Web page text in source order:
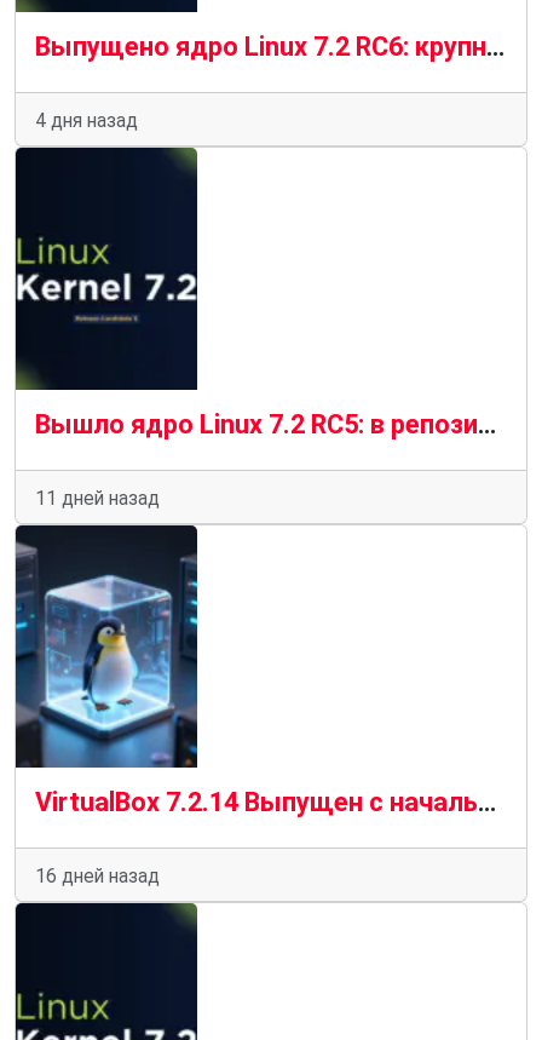
Выпущено ядро Linux 7.2 RC6: крупнейшее RC6 за последние годы
4 дня назад
Вышло ядро ​​Linux 7.2 RC5: в репозиторий вошло масштабное обновление.
11 дней назад
VirtualBox 7.2.14 Выпущен с начальной поддержкой ядра Linux 7.2
16 дней назад